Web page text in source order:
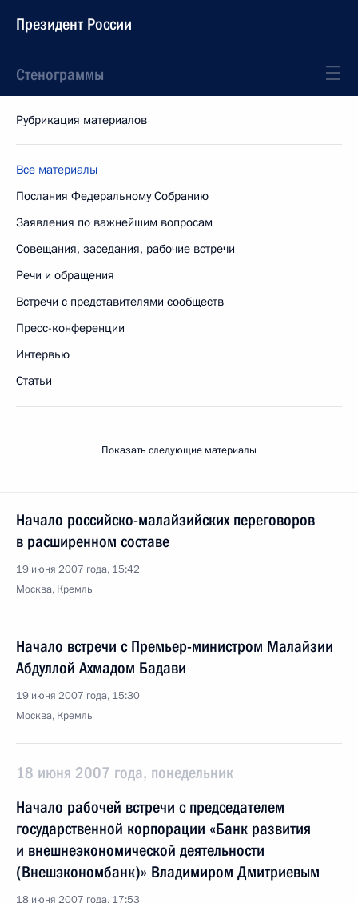
Президент России
Стенограммы
Рубрикация материалов
Все материалы
Послания Федеральному Собранию
Заявления по важнейшим вопросам
Совещания, заседания, рабочие встречи
Речи и обращения
Встречи с представителями сообществ
Пресс-конференции
Интервью
Статьи
Показать следующие материалы
Начало российско-малайзийских переговоров
в расширенном составе
19 июня 2007 года, 15:42
Москва, Кремль
Начало встречи с Премьер-министром Малайзии
Абдуллой Ахмадом Бадави
19 июня 2007 года, 15:30
Москва, Кремль
18 июня 2007 года, понедельник
Начало рабочей встречи с председателем
государственной корпорации «Банк развития
и внешнеэкономической деятельности
(Внешэкономбанк)» Владимиром Дмитриевым
18 июня 2007 года, 17:53